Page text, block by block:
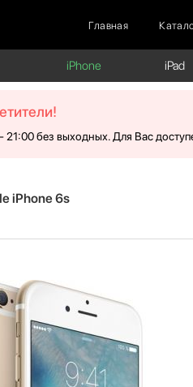
Главная
iPhone iPad
без выходных. Для Вас
iPhone 6s